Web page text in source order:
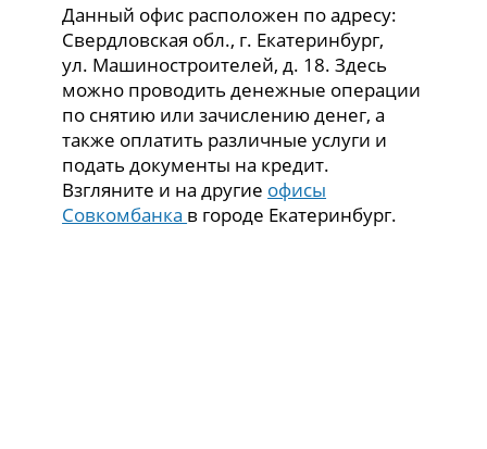
Данный офис расположен по адресу:
Свердловская обл., г. Екатеринбург,
ул. Машиностроителей, д. 18. Здесь
можно проводить денежные операции
по снятию или зачислению денег, а
также оплатить различные услуги и
подать документы на кредит.
Взгляните и на другие офисы
Совкомбанка в городе Екатеринбург.